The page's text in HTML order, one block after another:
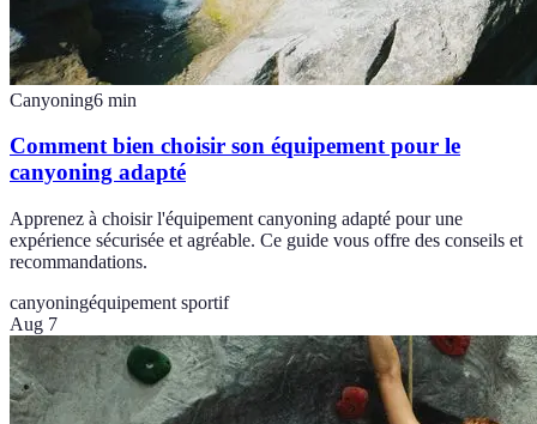
Canyoning6 min
Comment bien choisir son équipement pour le
canyoning adapté
Apprenez à choisir l'équipement canyoning adapté pour une
expérience sécurisée et agréable. Ce guide vous offre des conseils et
recommandations.
canyoningéquipement sportif
Aug 7